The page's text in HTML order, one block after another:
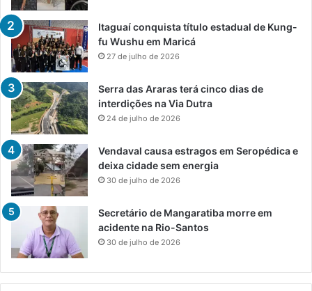
Itaguaí conquista título estadual de Kung-
fu Wushu em Maricá
27 de julho de 2026
Serra das Araras terá cinco dias de
interdições na Via Dutra
24 de julho de 2026
Vendaval causa estragos em Seropédica e
deixa cidade sem energia
30 de julho de 2026
Secretário de Mangaratiba morre em
acidente na Rio-Santos
30 de julho de 2026